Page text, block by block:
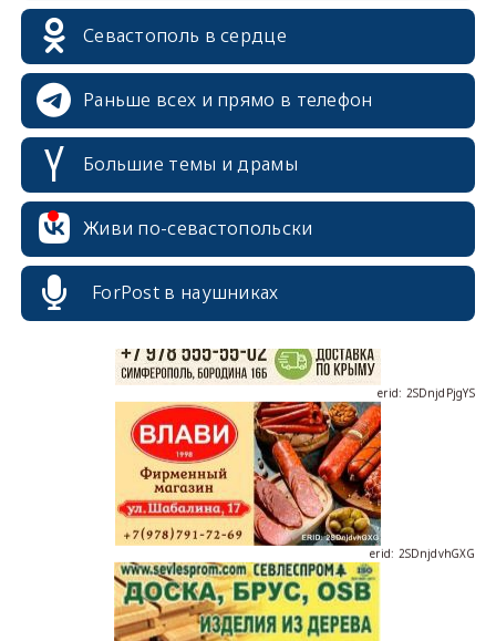
Севастополь в сердце
Раньше всех и прямо в телефон
Большие темы и драмы
Живи по-севастопольски
ForPost в наушниках
erid: 2SDnjcrDNw6
erid: 2SDnjdPjgYS
erid: 2SDnjdvhGXG